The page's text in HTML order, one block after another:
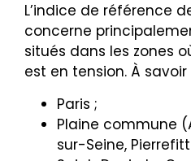
L’indice de référence
concerne
situés dans les zones
est en tension. À savoir
Paris ;
Plaine commune
sur-Seine,